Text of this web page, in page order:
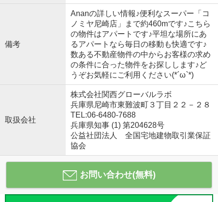
備考
Ananの詳しい情報♪便利なスーパー「コ
ノミヤ尼崎店」まで約460mです♪こちら
の物件はアパートです♪平坦な場所にあ
るアパートなら毎日の移動も快適です♪
数ある不動産物件の中からお客様の求め
の条件に合った物件をお探しします♪ど
うぞお気軽にご利用ください(*´ω`*)
取扱会社
株式会社関西グローバルラボ
兵庫県尼崎市東難波町３丁目２２－２８
TEL:06-6480-7688
兵庫県知事 (1) 第204628号
公益社団法人 全国宅地建物取引業保証
協会
お問い合わせ(無料)